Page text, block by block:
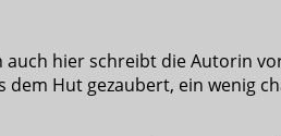
hier schreibt die Autorin
Hut gezaubert, ein wenig